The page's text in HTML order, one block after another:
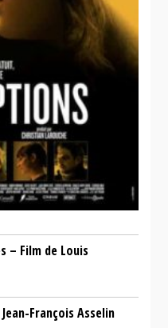
– Film de Louis
François Asselin